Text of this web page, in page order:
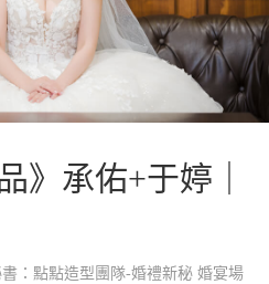
》承佑+于婷｜
：點點造型團隊-婚禮新秘 婚宴場